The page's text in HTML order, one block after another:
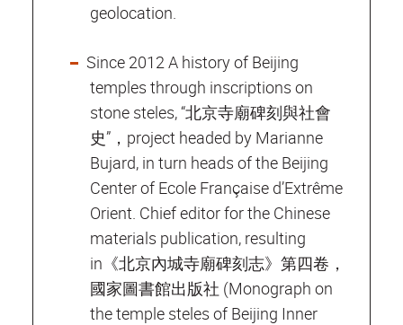
geolocation.
Since 2012 A history of Beijing
temples through inscriptions on
stone steles, “北京寺廟碑刻與社會
史”，project headed by Marianne
Bujard, in turn heads of the Beijing
Center of Ecole Française d’Extrême
Orient. Chief editor for the Chinese
materials publication, resulting
in《北京內城寺廟碑刻志》第四卷，
國家圖書館出版社 (Monograph on
the temple steles of Beijing Inner